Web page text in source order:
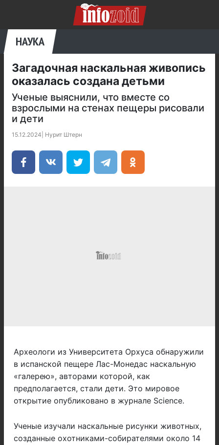
НАУКА
Загадочная наскальная живопись
оказалась создана детьми
Ученые выяснили, что вместе со
взрослыми на стенах пещеры рисовали
и дети
15.12.2024 Нурит Штерн
Археологи из Университета Орхуса обнаружили
в испанской пещере Лас-Монедас наскальную
«галерею», авторами которой, как
предполагается, стали дети. Это мировое
открытие опубликовано в журнале Science.
Ученые изучали наскальные рисунки животных,
созданные охотниками-собирателями около 14